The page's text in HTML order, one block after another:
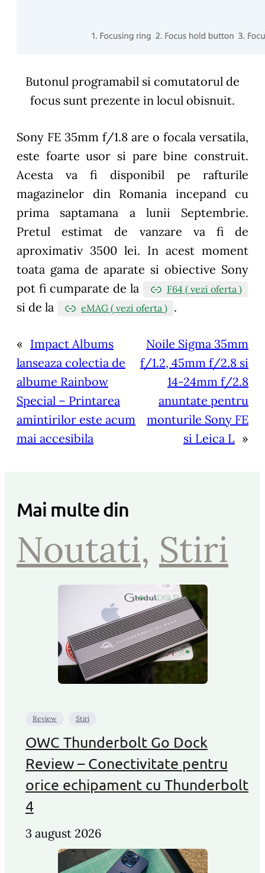
Butonul programabil si comutatorul de
focus sunt prezente in locul obisnuit.
Sony FE 35mm f/1.8 are o focala versatila,
este foarte usor si pare bine construit.
Acesta va fi disponibil pe rafturile
magazinelor din Romania incepand cu
prima saptamana a lunii Septembrie.
Pretul estimat de vanzare va fi de
aproximativ 3500 lei. In acest moment
toata gama de aparate si obiective Sony
pot fi cumparate de la
F64 ( vezi oferta )
si de la eMAG ( vezi oferta ) .
« Impact Albums
lanseaza colectia de
albume Rainbow
Special – Printarea
amintirilor este acum
mai accesibila
Noile Sigma 35mm
f/1.2, 45mm f/2.8 si
14-24mm f/2.8
anuntate pentru
monturile Sony FE
si Leica L »
Mai multe din
Noutati, Stiri
Review Stiri
OWC Thunderbolt Go Dock
Review – Conectivitate pentru
orice echipament cu Thunderbolt
4
3 august 2026